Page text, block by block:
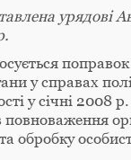
урядові
у справах
у січні 2008
обробку